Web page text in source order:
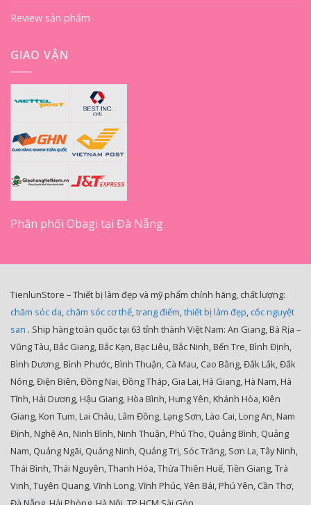
Review sản phẩm
GIAO VẬN
Phân phối Obagi tại Đà Nẵng
TienlunStore – Thiết bị làm đẹp và mỹ phẩm chính hãng, chất lượng:
chăm sóc da, chăm sóc cơ thể,trang điểm,thiết bị làm đẹp, cốc nguyệt
san . Ship hàng toàn quốc tại 63 tỉnh thành Việt Nam: An Giang, Bà Rịa –
Vũng Tàu, Bắc Giang, Bắc Kạn, Bạc Liêu, Bắc Ninh, Bến Tre, Bình Định,
Bình Dương, Bình Phước, Bình Thuận, Cà Mau, Cao Bằng, Đắk Lắk, Đắk
Nông, Điện Biên, Đồng Nai, Đồng Tháp, Gia Lai, Hà Giang, Hà Nam, Hà
Tĩnh, Hải Dương, Hậu Giang, Hòa Bình, Hưng Yên, Khánh Hòa, Kiên
Giang, Kon Tum, Lai Châu, Lâm Đồng, Lạng Sơn, Lào Cai, Long An, Nam
Định, Nghệ An, Ninh Bình, Ninh Thuận, Phú Thọ, Quảng Bình, Quảng
Nam, Quảng Ngãi, Quảng Ninh, Quảng Trị, Sóc Trăng, Sơn La, Tây Ninh,
Thái Bình, Thái Nguyên, Thanh Hóa, Thừa Thiên Huế, Tiền Giang, Trà
Vinh, Tuyên Quang, Vĩnh Long, Vĩnh Phúc, Yên Bái, Phú Yên, Cần Thơ,